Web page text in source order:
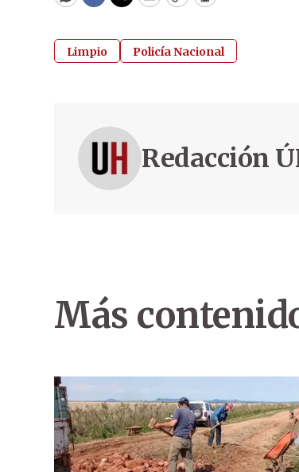
Limpio Policía Nacional
Redacción
Más